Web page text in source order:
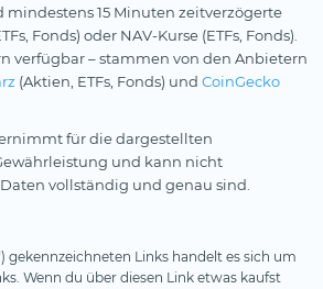
mindestens 15 Minuten zeitverzögerte
Fonds) oder NAV-Kurse (ETFs, Fonds).
verfügbar – stammen von den Anbietern
(Aktien, ETFs, Fonds) und CoinGecko
für die dargestellten
und kann nicht
vollständig und genau sind.
gekennzeichneten Links handelt es sich um
Wenn du über diesen Link etwas kaufst